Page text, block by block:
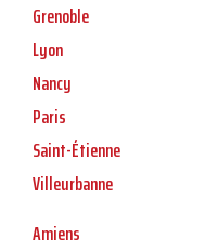
Grenoble
Lyon
Nancy
Paris
Saint-Étienne
Villeurbanne
Amiens